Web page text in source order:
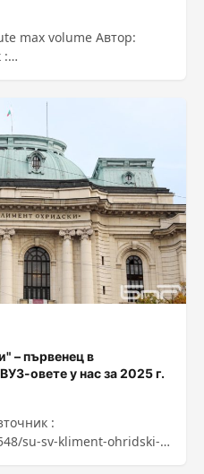
max volume Автор:
:
– първенец в
овете у нас за 2025 г.
:
su-sv-kliment-ohridski-